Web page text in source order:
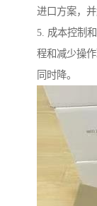
进口方案，并
5. 成本控制
程和减少操
同时降。